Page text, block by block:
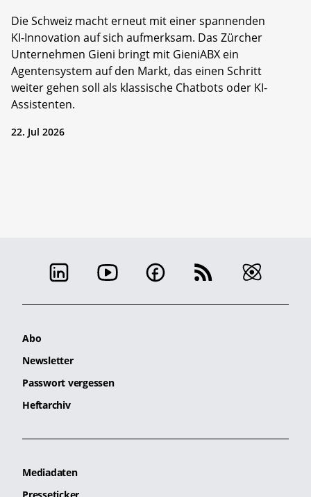
Die Schweiz macht erneut mit einer spannenden
KI-Innovation auf sich aufmerksam. Das Zürcher
Unternehmen Gieni bringt mit GieniABX ein
Agentensystem auf den Markt, das einen Schritt
weiter gehen soll als klassische Chatbots oder KI-
Assistenten.
22. Jul 2026
Abo
Newsletter
Passwort vergessen
Heftarchiv
Mediadaten